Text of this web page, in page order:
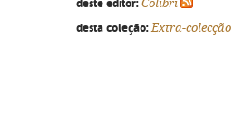
Colibri
desta coleção: Extra-colecção